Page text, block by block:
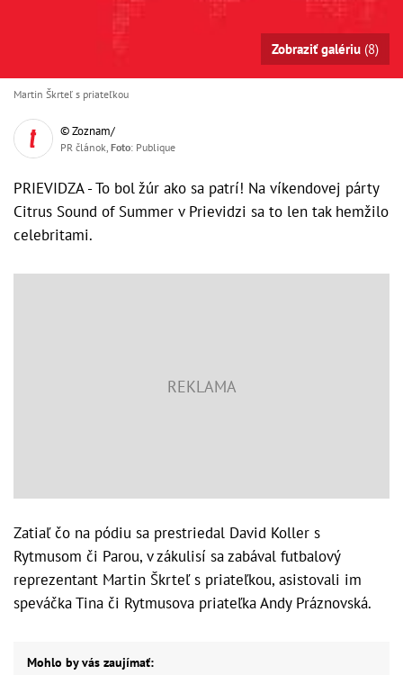
Zobraziť galériu (8)
Martin Škrteľ s priateľkou
© Zoznam/
PR článok, Foto: Publique
PRIEVIDZA - To bol žúr ako sa patrí! Na víkendovej párty
Citrus Sound of Summer v Prievidzi sa to len tak hemžilo
celebritami.
Zatiaľ čo na pódiu sa prestriedal David Koller s
Rytmusom či Parou, v zákulisí sa zabával futbalový
reprezentant Martin Škrteľ s priateľkou, asistovali im
speváčka Tina či Rytmusova priateľka Andy Práznovská.
Mohlo by vás zaujímať: